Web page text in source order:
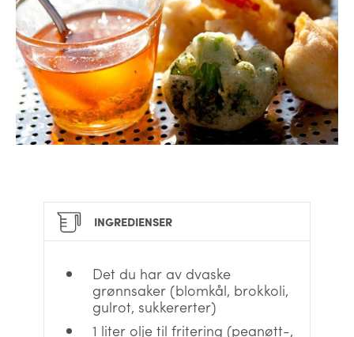
INGREDIENSER
Det du har av dvaske
grønnsaker (blomkål, brokkoli,
gulrot, sukkererter)
1 liter olje til fritering (peanøtt-,